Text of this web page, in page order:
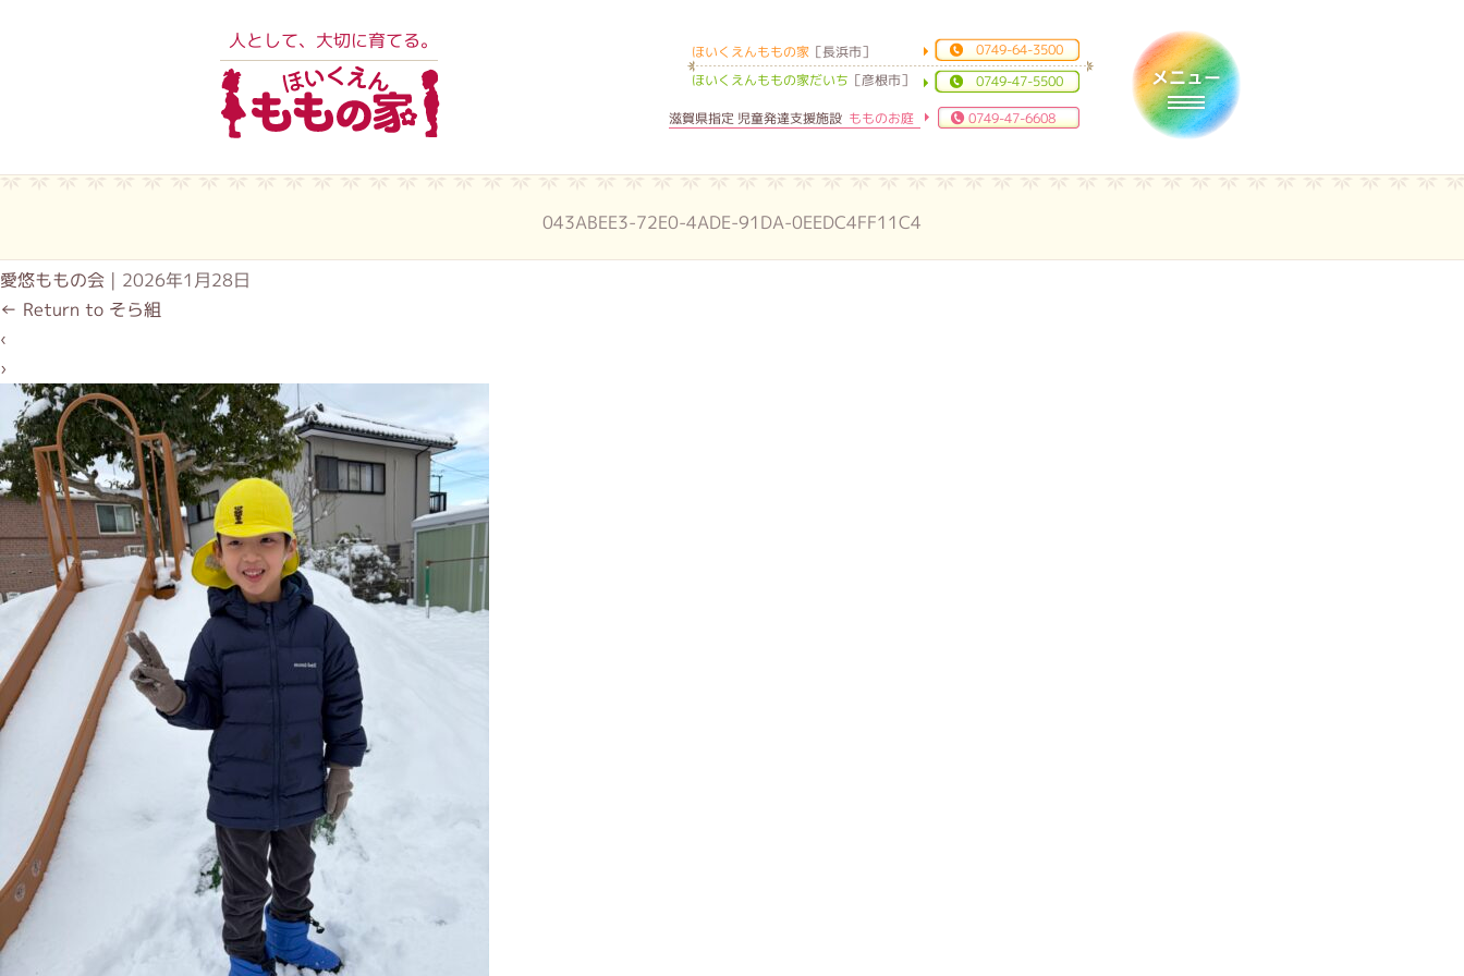
人として、大切に育てる。
ほいくえんももの家
Toggle navigation
ほいくえんももの家 ［長浜市］
0749-64-3500
ほいくえんももの家だいち ［彦根市］
0749-47-5500
滋賀県指定 児童発達支援施設 もものお庭 0749-47-6608
043ABEE3-72E0-4ADE-91DA-0EEDC4FF11C4
愛悠ももの会 | 2026年1月28日
← Return to そら組
‹
›